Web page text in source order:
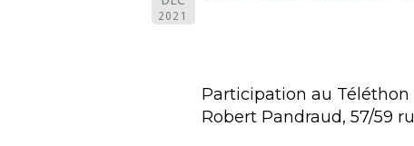
2021
Participation au Téléthon
Robert Pandraud, 57/59